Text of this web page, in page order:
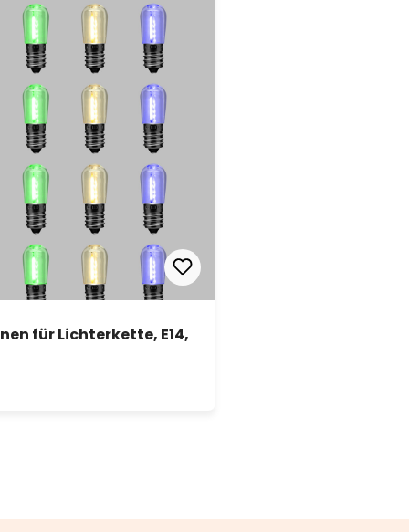
für Lichterkette, E14,